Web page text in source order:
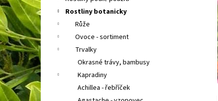
a
n
n
í
p
a
n
Rostliny botanicky
Růže
Ovoce - sortiment
Trvalky
Okrasné trávy, bambusy
Kapradiny
Achillea - řebříček